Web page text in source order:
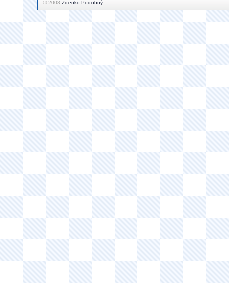
© 2008 Zdenko Podobný